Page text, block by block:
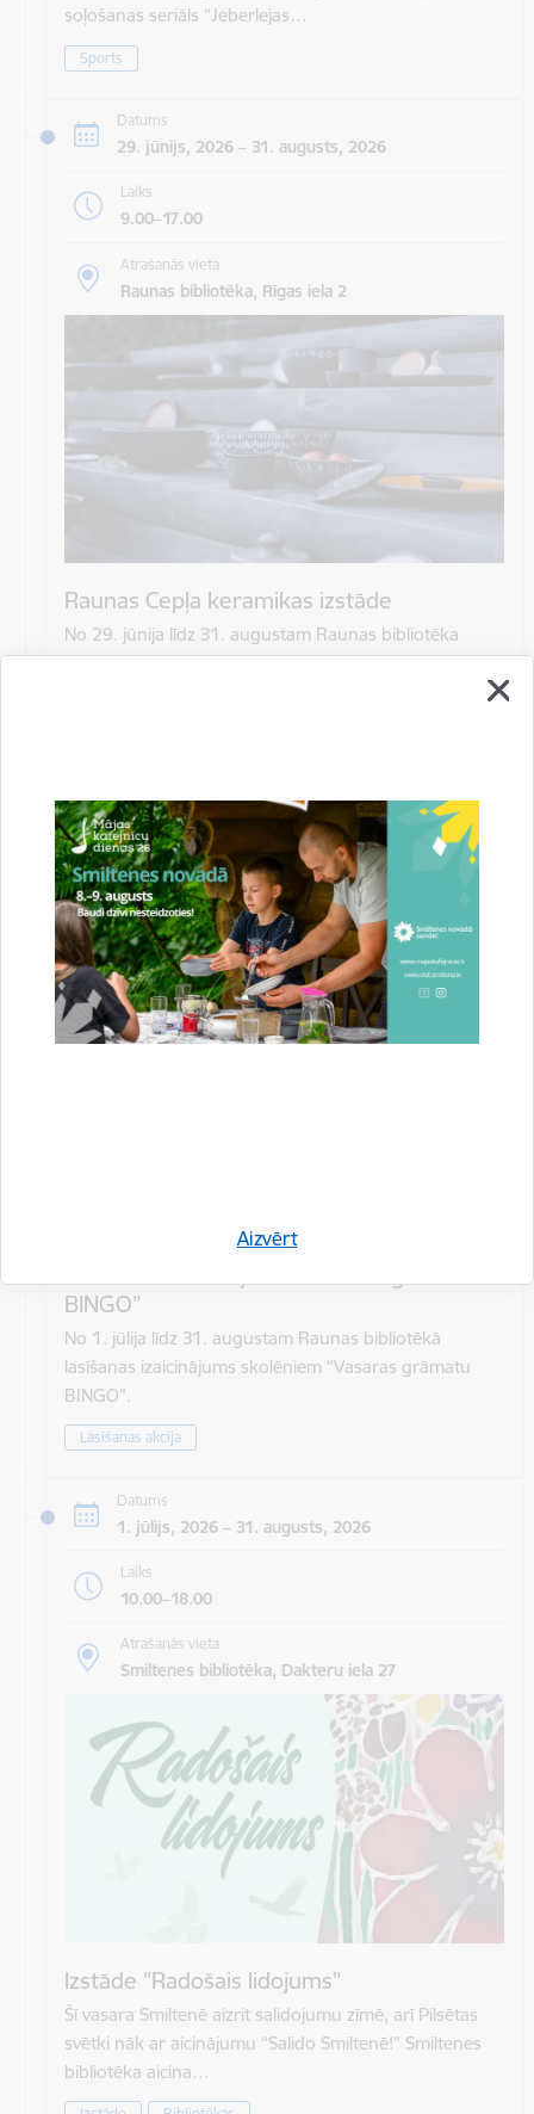
Aizvērt
soļošanas seriāls “Jeberlejas…
Sports
Datums
29. jūnijs, 2026 – 31. augusts, 2026
Laiks
9.00–17.00
Atrašanās vieta
Raunas bibliotēka, Rīgas iela 2
Raunas Cepļa keramikas izstāde
No 29. jūnija līdz 31. augustam Raunas bibliotēka
aicina apmeklēt izstādi, kurā apskatāmi ilggadējo
1. jūlijs, 2026 – 31. augusts, 2026
Laiks
10.00–16.00
Atrašanās vieta
Raunas bibliotēka
BINGO”
No 1. jūlija līdz 31. augustam Raunas bibliotēkā
lasīšanas izaicinājums skolēniem “Vasaras grāmatu
BINGO”.
Lasīšanas akcija
Datums
1. jūlijs, 2026 – 31. augusts, 2026
Laiks
10.00–18.00
Atrašanās vieta
Smiltenes bibliotēka, Dakteru iela 27
Izstāde "Radošais lidojums"
Šī vasara Smiltenē aizrit salidojumu zīmē, arī Pilsētas
svētki nāk ar aicinājumu “Salido Smiltenē!” Smiltenes
bibliotēka aicina…